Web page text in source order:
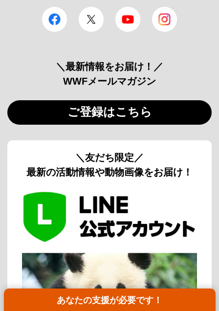
あなたの支援が必要です！
facebook Twitter YouTube
＼最新情報をお届け！／
WWFメールマガジン
ご登録はこちら
＼友だち限定／
最新の活動情報や動物画像をお届け！